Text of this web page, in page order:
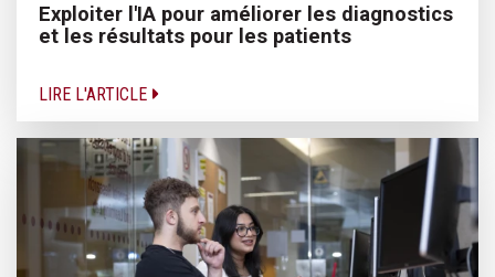
Exploiter l'IA pour améliorer les diagnostics
et les résultats pour les patients
LIRE L'ARTICLE